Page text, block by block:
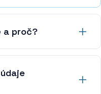
a proč?